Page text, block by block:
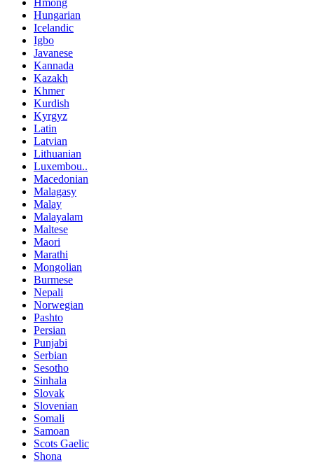
Hmong
Hungarian
Icelandic
Igbo
Javanese
Kannada
Kazakh
Khmer
Kurdish
Kyrgyz
Latin
Latvian
Lithuanian
Luxembou..
Macedonian
Malagasy
Malay
Malayalam
Maltese
Maori
Marathi
Mongolian
Burmese
Nepali
Norwegian
Pashto
Persian
Punjabi
Serbian
Sesotho
Sinhala
Slovak
Slovenian
Somali
Samoan
Scots Gaelic
Shona